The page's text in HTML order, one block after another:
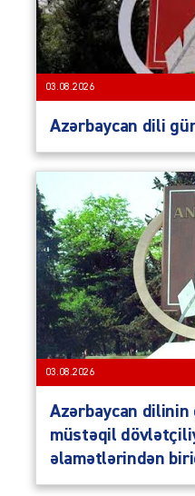
03.08.2026
Azərbaycan dili
03.08.2026
Azərbaycan dilinin
müstəqil
əlamətlərindən